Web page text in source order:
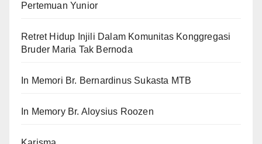
Pertemuan Yunior
Retret Hidup Injili Dalam Komunitas Konggregasi
Bruder Maria Tak Bernoda
In Memori Br. Bernardinus Sukasta MTB
In Memory Br. Aloysius Roozen